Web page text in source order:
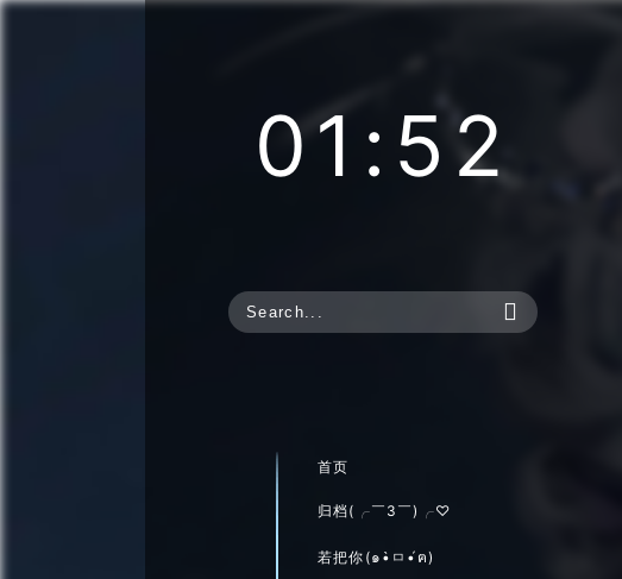
01:52

首页
归档(╭￣3￣)╭♡
若把你(๑•̀ㅁ•́ฅ)